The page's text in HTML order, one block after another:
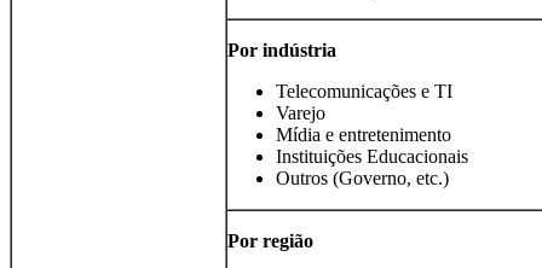
Por indústria
Telecomunicações e TI
Varejo
Mídia e entretenimento
Instituições Educacionais
Outros (Governo, etc.)
Por região